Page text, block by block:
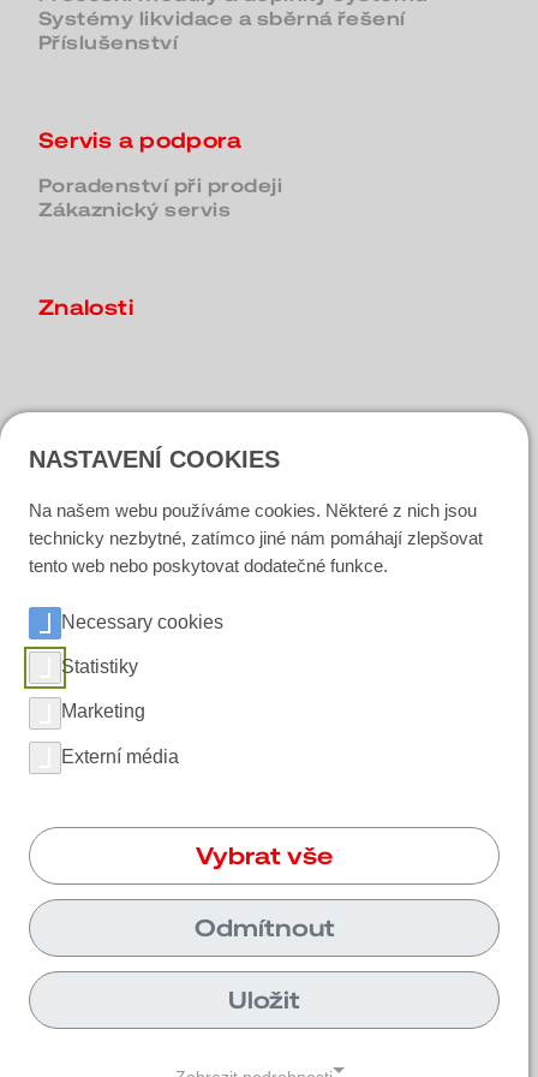
Systémy likvidace a sběrná řešení
Příslušenství
Servis a podpora
Poradenství při prodeji
Zákaznický servis
Znalosti
Dotaz
Instagram
Facebook
Unikont Group s.r.o. | Služeb 609/6 108 00
Praha 10
+420720980463
poptavka@unikont.cz
NASTAVENÍ COOKIES
Na našem webu používáme cookies. Některé z nich jsou
technicky nezbytné, zatímco jiné nám pomáhají zlepšovat
tento web nebo poskytovat dodatečné funkce.
Necessary cookies
Statistiky
Marketing
Externí média
Vybrat vše
Odmítnout
Uložit